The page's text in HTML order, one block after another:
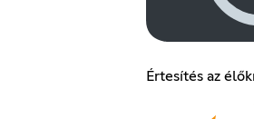
Értesítés az